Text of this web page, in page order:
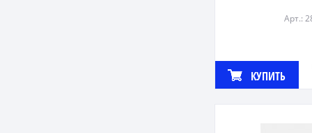
Арт.:
КУПИТЬ